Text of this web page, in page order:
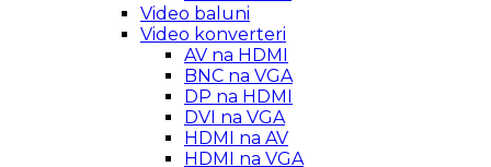
Video baluni
Video konverteri
AV na HDMI
BNC na VGA
DP na HDMI
DVI na VGA
HDMI na AV
HDMI na VGA